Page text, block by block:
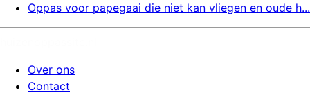
Oppas voor papegaai die niet kan vliegen en oude h...
Over ons
Contact